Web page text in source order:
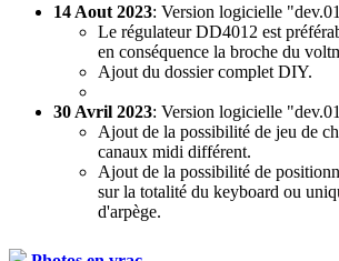
14 Aout 2023: Version logicielle
Le régulateur DD4012 est
en conséquence la broche du
Ajout du dossier complet DIY.
30 Avril 2023: Version logicielle
Ajout de la possibilité de jeu de
canaux midi différent.
Ajout de la possibilité de
sur la totalité du keyboard ou
d'arpège.